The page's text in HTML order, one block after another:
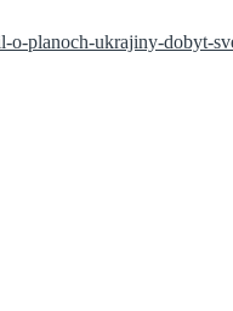
o-planoch-ukrajiny-dobyt-